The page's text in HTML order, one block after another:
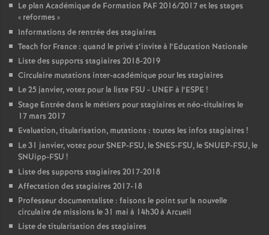
Le plan Académique de Formation PAF2016/2017 et les stages
« reformes »
Informations de rentrée des stagiaires
Teach for France : quand le privé s’invite à l’Education Nationale
Liste des supports stagiaires 2018-2019
Circulaire mutations inter-académique pour les stagiaires
Le 25 janvier, votez pour la liste FSU - UNEFà l’ESPE !
Stage Entrée dans le métiers pour stagiaires et néo-titulaires le
17 mars 2017
Evaluation, titularisation, mutations : toutes les infos stagiaires !
Le 31 janvier, votez pourSNEP-FSU, leSNES-FSU, leSNUEP-FSU, le
SNUipp-FSU !
Liste des supports stagiaires 2017-2018
Affectation des stagiaires 2017-18
Professeur documentaliste : faisons le point sur la nouvelle
circulaire de missions le 31 mai à 14h30 à Arcueil
Liste de titularisation des stagiaires